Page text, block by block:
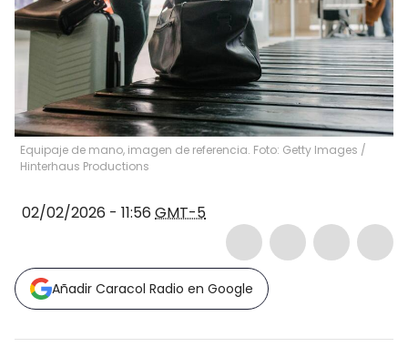
Equipaje de mano, imagen de referencia. Foto: Getty Images /
Hinterhaus Productions
02/02/2026 - 11:56 GMT-5
Añadir Caracol Radio en Google